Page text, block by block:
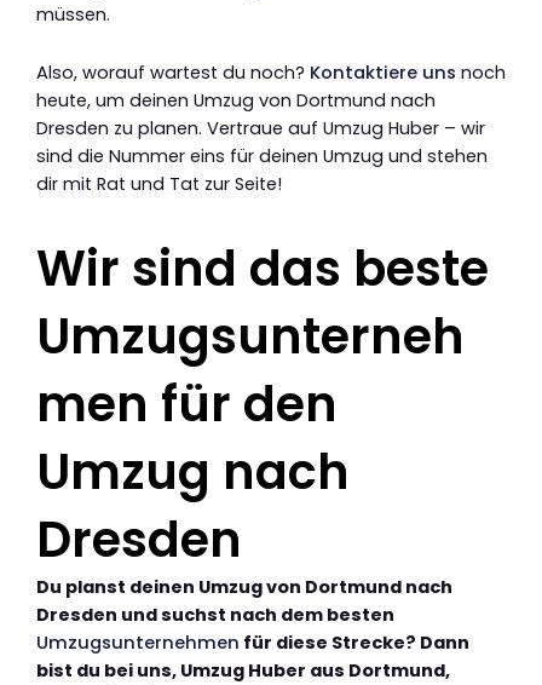
müssen.
Also, worauf wartest du noch? Kontaktiere uns noch
heute, um deinen Umzug von Dortmund nach
Dresden zu planen. Vertraue auf Umzug Huber – wir
sind die Nummer eins für deinen Umzug und stehen
dir mit Rat und Tat zur Seite!
Wir sind das beste
Umzugsunterneh
men für den
Umzug nach
Dresden
Du planst deinen Umzug von Dortmund nach
Dresden und suchst nach dem besten
Umzugsunternehmen für diese Strecke? Dann
bist du bei uns, Umzug Huber aus Dortmund,